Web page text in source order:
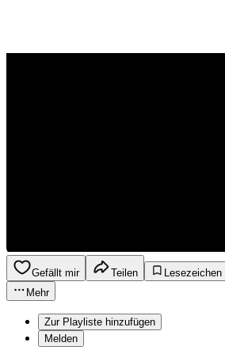
Gefällt mir Teilen
Lesezeichen
Mehr
Zur Playliste hinzufügen
Melden